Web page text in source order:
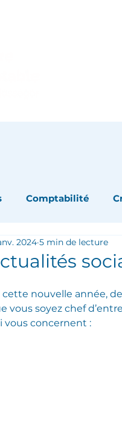
Comptabilité
2024 5 min de lecture
cette nouvelle année,
vous soyez chef
vous concernent :